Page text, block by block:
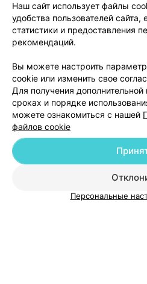
Минск, ул. Куйбышева, 75 до
Отзыв . Самая лучшая детская
ездим только сюда! Очень
время. Мой ребенок уже третью
которую мы купили тут, никаких
качеству нет. Плюс гарантия на
Что называется, купил и
радостью всегда сюда приходит,
порисовать и поиграть можно.
Отзывы
Добавить
Наш сайт использует файлы
удобства пользователей сайта,
статистики и предоставления
рекомендаций.
Вы можете настроить
cookie или изменить свое
Для получения
сроках и порядке
можете ознакомиться с нашей
файлов cookie
Персональные